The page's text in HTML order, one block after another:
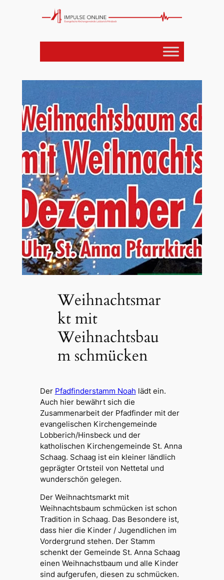
Weihnachtsmar
kt mit
Weihnachtsbau
m schmücken
Der Pfadfinderstamm Noah lädt ein.
Auch hier bewährt sich die
Zusammenarbeit der Pfadfinder mit der
evangelischen Kirchengemeinde
Lobberich/Hinsbeck und der
katholischen Kirchengemeinde St. Anna
Schaag. Schaag ist ein kleiner ländlich
geprägter Ortsteil von Nettetal und
wunderschön gelegen.
Der Weihnachtsmarkt mit
Weihnachtsbaum schmücken ist schon
Tradition in Schaag. Das Besondere ist,
dass hier die Kinder / Jugendlichen im
Vordergrund stehen. Der Stamm
schenkt der Gemeinde St. Anna Schaag
einen Weihnachstbaum und alle Kinder
sind aufgerufen, diesen zu schmücken.